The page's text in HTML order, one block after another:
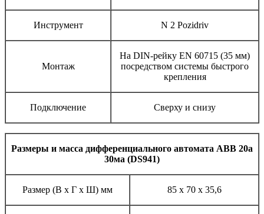
Инструмент N 2 Pozidriv
Монтаж
На DIN-рейку EN 60715 (35 мм)
посредством системы быстрого
крепления
Подключение Сверху и снизу
Размеры и масса дифференциального автомата ABB 20а
30ма (DS941)
Размер (В х Г х Ш) мм 85 х 70 х 35,6